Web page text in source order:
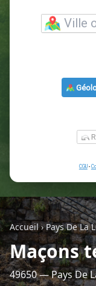
Accueil›Pays De La
Maçons
49650 — Pays De